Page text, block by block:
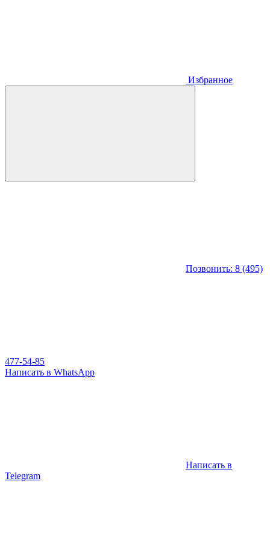
Избранное
Позвонить: 8 (495)
477-54-85
Написать в WhatsApp
Написать в
Telegram